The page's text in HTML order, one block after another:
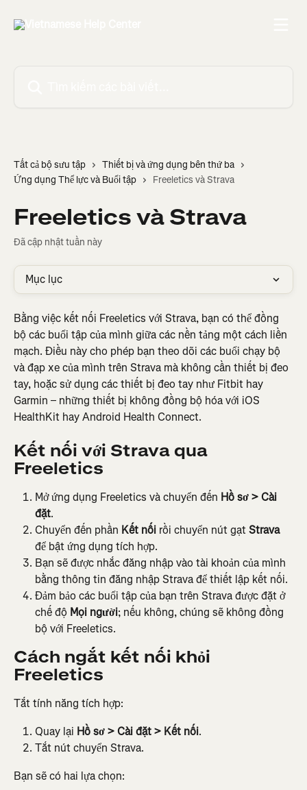
Tất cả bộ sưu tập
Thiết bị và ứng dụng bên thứ ba
Ứng dụng Thể lực và Buổi tập
Freeletics và Strava
Freeletics và Strava
Đã cập nhật tuần này
Mục lục
Bằng việc kết nối Freeletics với Strava, bạn có thể đồng
bộ các buổi tập của mình giữa các nền tảng một cách liền
mạch. Điều này cho phép bạn theo dõi các buổi chạy bộ
và đạp xe của mình trên Strava mà không cần thiết bị đeo
tay, hoặc sử dụng các thiết bị đeo tay như Fitbit hay
Garmin – những thiết bị không đồng bộ hóa với iOS
HealthKit hay Android Health Connect.
Kết nối với Strava qua
Freeletics
Mở ứng dụng Freeletics và chuyển đến Hồ sơ > Cài
đặt.
Chuyển đến phần Kết nối rồi chuyển nút gạt Strava
để bật ứng dụng tích hợp.
Bạn sẽ được nhắc đăng nhập vào tài khoản của mình
bằng thông tin đăng nhập Strava để thiết lập kết nối.
Đảm bảo các buổi tập của bạn trên Strava được đặt ở
chế độ Mọi người; nếu không, chúng sẽ không đồng
bộ với Freeletics.
Cách ngắt kết nối khỏi
Freeletics
Tắt tính năng tích hợp:
Quay lại Hồ sơ > Cài đặt > Kết nối.
Tắt nút chuyển Strava.
Bạn sẽ có hai lựa chọn: